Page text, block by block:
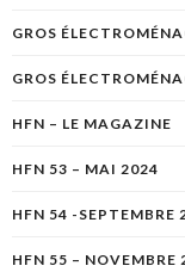
GROS
GROS
HFN – LE MAGAZINE
HFN 53 – MAI 2024
HFN 54 -SEPTEMBRE
HFN 55 – NOVEMBRE